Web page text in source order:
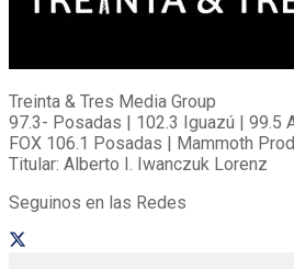
Treinta & Tres Media Group
97.3- Posadas | 102.3 Iguazú | 99.5
FOX 106.1 Posadas | Mammoth
Titular: Alberto I. Iwanczuk Lorenz
Seguinos en las Redes